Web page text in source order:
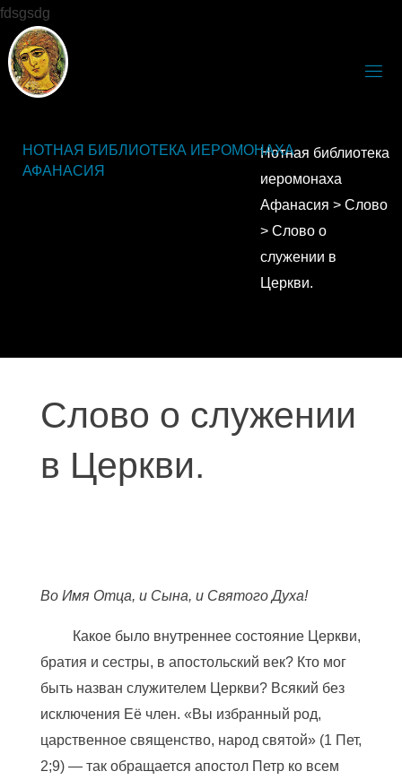
fdsgsdg
НОТНАЯ БИБЛИОТЕКА ИЕРОМОНАХА
АФАНАСИЯ
Нотная библиотека
иеромонаха
Афанасия >Слово
>Слово о
служении в
Церкви.
Слово о служении
в Церкви.
Во Имя Отца, и Сына, и Святого Духа!
Какое было внутреннее состояние Церкви,
братия и сестры, в апостольский век? Кто мог
быть назван служителем Церкви? Всякий без
исключения Её член. «Вы избранный род,
царственное священство, народ святой» (1 Пет,
2;9) — так обращается апостол Петр ко всем